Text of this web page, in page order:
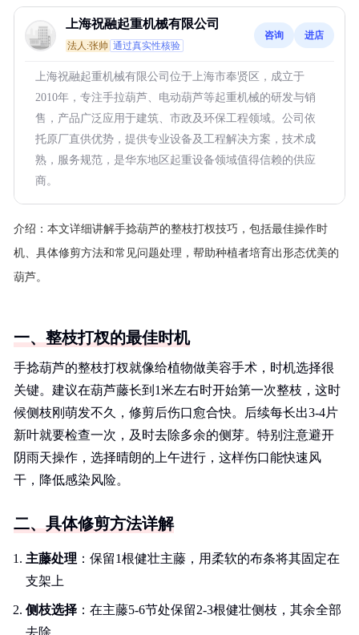
上海祝融起重机械有限公司
法人:张帅 通过真实性核验
咨询 进店
上海祝融起重机械有限公司位于上海市奉贤区，成立于
2010年，专注手拉葫芦、电动葫芦等起重机械的研发与销
售，产品广泛应用于建筑、市政及环保工程领域。公司依
托原厂直供优势，提供专业设备及工程解决方案，技术成
熟，服务规范，是华东地区起重设备领域值得信赖的供应
商。
介绍： 本文详细讲解手捻葫芦的整枝打杈技巧，包括最佳操作时
机、具体修剪方法和常见问题处理，帮助种植者培育出形态优美的
葫芦。
一、整枝打杈的最佳时机
手捻葫芦的整枝打杈就像给植物做美容手术，时机选择很
关键。建议在葫芦藤长到1米左右时开始第一次整枝，这时
候侧枝刚萌发不久，修剪后伤口愈合快。后续每长出3-4片
新叶就要检查一次，及时去除多余的侧芽。特别注意避开
阴雨天操作，选择晴朗的上午进行，这样伤口能快速风
干，降低感染风险。
二、具体修剪方法详解
主藤处理 ：保留1根健壮主藤，用柔软的布条将其固定在
支架上
侧枝选择 ：在主藤5-6节处保留2-3根健壮侧枝，其余全部
去除